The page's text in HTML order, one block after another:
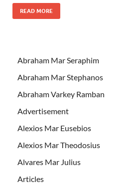
READ MORE
Abraham Mar Seraphim
Abraham Mar Stephanos
Abraham Varkey Ramban
Advertisement
Alexios Mar Eusebios
Alexios Mar Theodosius
Alvares Mar Julius
Articles